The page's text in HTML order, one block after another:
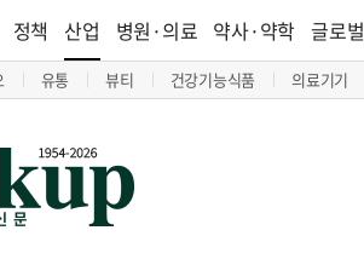
정책 산업
유통 뷰티 건강기능식품 의료기기
병원·의료 약사·약학 글로벌